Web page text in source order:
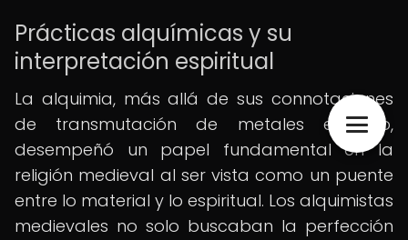
Prácticas alquímicas y su
interpretación espiritual
La alquimia, más allá de sus connotaciones
de transmutación de metales en oro,
desempeñó un papel fundamental en la
religión medieval al ser vista como un puente
entre lo material y lo espiritual. Los alquimistas
medievales no solo buscaban la perfección